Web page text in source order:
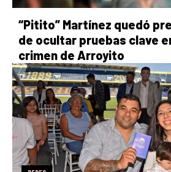
“Pitito” Martínez quedó
de ocultar pruebas clave
crimen de Arroyito